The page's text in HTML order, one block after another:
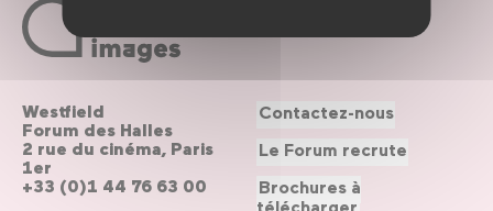
Westfield
Forum des Halles
2 rue du cinéma, Paris
1er
+33 (0)1 44 76 63 00
Contactez-nous
Le Forum recrute
Brochures à